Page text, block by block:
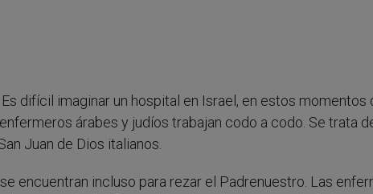
Es difícil imaginar un hospital en Israel, en estos momentos
árabes y judíos trabajan codo a codo. Se trata
Juan de Dios italianos.
encuentran incluso para rezar el Padrenuestro. Las